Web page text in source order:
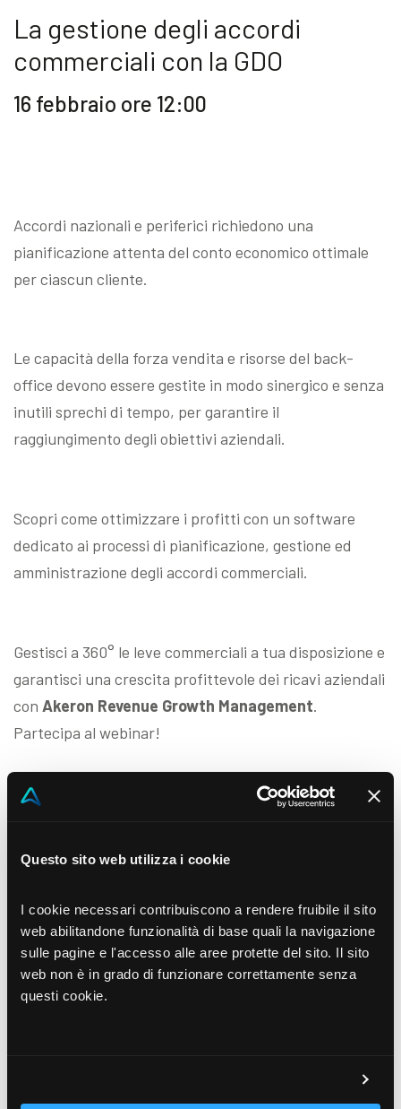
Questo sito web utilizza i cookie
I cookie necessari contribuiscono a rendere fruibile il sito
web abilitandone funzionalità di base quali la navigazione
sulle pagine e l'accesso alle aree protette del sito. Il sito
web non è in grado di funzionare correttamente senza
questi cookie.
Community
La gestione degli accordi
commerciali con la GDO
16 febbraio ore 12:00
Accordi nazionali e periferici richiedono una
pianificazione attenta del conto economico ottimale
per ciascun cliente.
Le capacità della forza vendita e risorse del back-
office devono essere gestite in modo sinergico e senza
inutili sprechi di tempo, per garantire il
raggiungimento degli obiettivi aziendali.
Scopri come ottimizzare i profitti con un software
dedicato ai processi di pianificazione, gestione ed
amministrazione degli accordi commerciali.
Gestisci a 360° le leve commerciali a tua disposizione e
garantisci una crescita profittevole dei ricavi aziendali
con Akeron Revenue Growth Management.
Partecipa al webinar!
Scarica il video